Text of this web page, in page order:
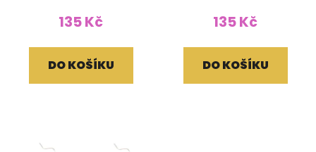
135 Kč
DO KOŠÍKU
135 Kč
DO KOŠÍKU